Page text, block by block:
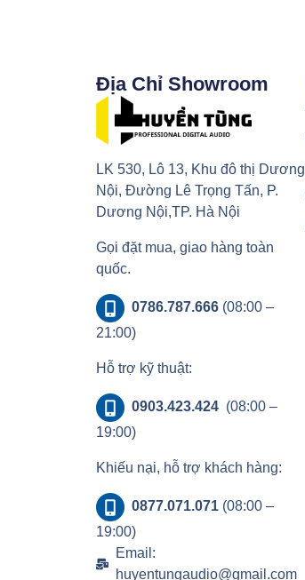
Địa Chỉ Showroom
LK 530, Lô 13, Khu đô thị Dương
Nội, Đường Lê Trọng Tấn, P.
Dương Nội,TP. Hà Nội
Gọi đặt mua, giao hàng toàn
quốc.
0786.787.666(08:00 –
21:00)
Hỗ trợ kỹ thuật:
0903.423.424 (08:00 –
19:00)
Khiếu nại, hỗ trợ khách hàng:
0877.071.071(08:00 –
19:00)
Email:
huyentungaudio@gmail.com